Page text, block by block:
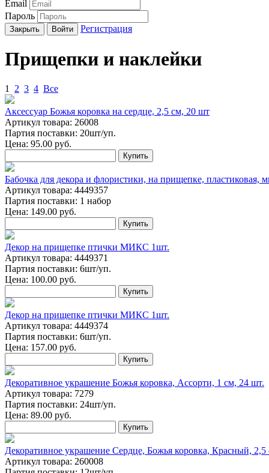
Email
Пароль
Закрыть Войти Регистрация
Прищепки и наклейки
1 2 3 4 Все
Аксессуар Божья коровка на сердце, 2,5 см, 20 шт
Артикул товара: 26008
Партия поставки: 20шт/уп.
Цена: 95.00 руб.
Купить
Бабочка для декора и флористики, на прищепке, пластиковая,
Артикул товара: 4449357
Партия поставки: 1 набор
Цена: 149.00 руб.
Купить
Декор на прищепке птички МИКС 1шт.
Артикул товара: 4449371
Партия поставки: 6шт/уп.
Цена: 100.00 руб.
Купить
Декор на прищепке птички МИКС 1шт.
Артикул товара: 4449374
Партия поставки: 6шт/уп.
Цена: 157.00 руб.
Купить
Декоративное украшение Божья коровка, Ассорти, 1 см, 24 шт.
Артикул товара: 7279
Партия поставки: 24шт/уп.
Цена: 89.00 руб.
Купить
Декоративное украшение Сердце, Божья коровка, Красный, 2,5
Артикул товара: 260008